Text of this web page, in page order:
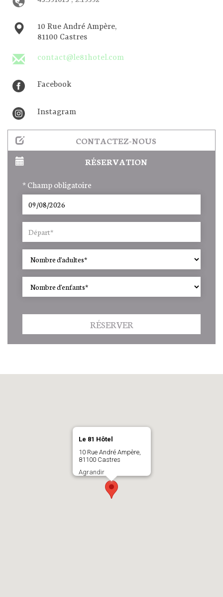
10 Rue André Ampère,
81100 Castres
contact@le81hotel.com
Facebook
Instagram
CONTACTEZ-NOUS
RÉSERVATION
* Champ obligatoire
RÉSERVER
Le 81 Hôtel
10 Rue André Ampère,
81100 Castres
Agrandir